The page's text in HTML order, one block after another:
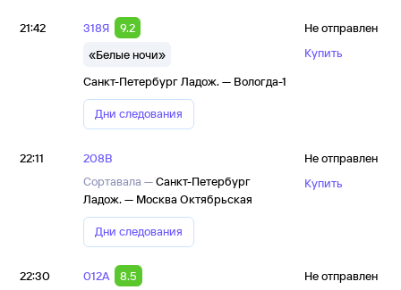
21:42 318Я
9.2
«Белые ночи»
Санкт-Петербург Ладож. — Вологда-1
Дни следования
Не отправлен
Купить
22:11
208В
Сортавала —Санкт-Петербург
Ладож. — Москва Октябрьская
Дни следования
Не отправлен
Купить
22:30 012А
8.5
Не отправлен